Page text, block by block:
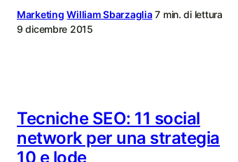
Marketing William Sbarzaglia 7 min. di lettura
9 dicembre 2015
Tecniche SEO: 11 social
network per una strategia
10 e lode